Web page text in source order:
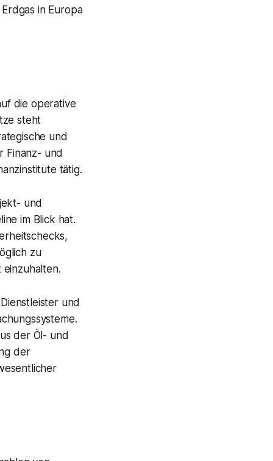
in Europa
die operative
steht
und
Finanz- und
tätig.
und
im Blick hat.
zu
und
der Öl- und
der